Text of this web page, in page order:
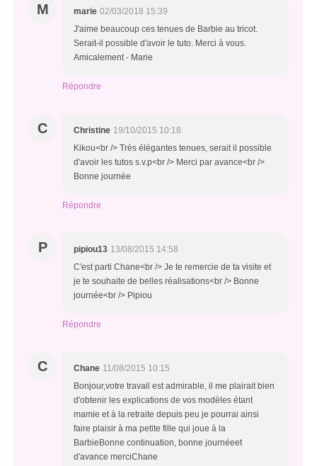
M marie 02/03/2018 15:39
J'aime beaucoup ces tenues de Barbie au tricot.
Serait-il possible d'avoir le tuto. Merci à vous.
Amicalement - Marie
Répondre
C Christine 19/10/2015 10:18
Kikou<br /> Très élégantes tenues, serait il possible
d'avoir les tutos s.v.p<br /> Merci par avance<br />
Bonne journée
Répondre
P pipiou13 13/08/2015 14:58
C'est parti Chane<br /> Je te remercie de ta visite et
je te souhaite de belles réalisations<br /> Bonne
journée<br /> Pipiou
Répondre
C Chane 11/08/2015 10:15
Bonjour,votre travail est admirable, il me plairait bien
d'obtenir les explications de vos modèles étant
mamie et à la retraite depuis peu je pourrai ainsi
faire plaisir à ma petite fille qui joue à la
BarbieBonne continuation, bonne journéeet
d'avance merciChane